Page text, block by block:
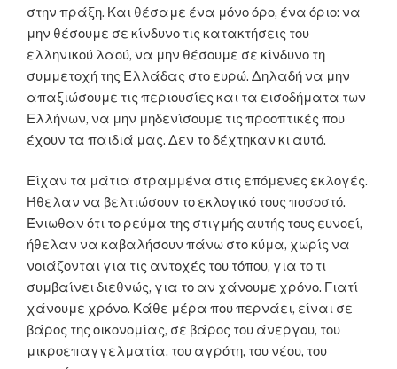
στην πράξη. Και θέσαμε ένα μόνο όρο, ένα όριο: να
μην θέσουμε σε κίνδυνο τις κατακτήσεις του
ελληνικού λαού, να μην θέσουμε σε κίνδυνο τη
συμμετοχή της Ελλάδας στο ευρώ. Δηλαδή να μην
απαξιώσουμε τις περιουσίες και τα εισοδήματα των
Ελλήνων, να μην μηδενίσουμε τις προοπτικές που
έχουν τα παιδιά μας. Δεν το δέχτηκαν κι αυτό.
Είχαν τα μάτια στραμμένα στις επόμενες εκλογές.
Ήθελαν να βελτιώσουν το εκλογικό τους ποσοστό.
Ένιωθαν ότι το ρεύμα της στιγμής αυτής τους ευνοεί,
ήθελαν να καβαλήσουν πάνω στο κύμα, χωρίς να
νοιάζονται για τις αντοχές του τόπου, για το τι
συμβαίνει διεθνώς, για το αν χάνουμε χρόνο. Γιατί
χάνουμε χρόνο. Κάθε μέρα που περνάει, είναι σε
βάρος της οικονομίας, σε βάρος του άνεργου, του
μικροεπαγγελματία, του αγρότη, του νέου, του